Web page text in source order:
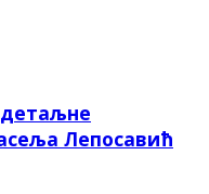
Лепосавић